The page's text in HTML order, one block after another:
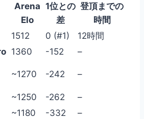
Arena
Elo
1位との
差
登頂までの
時間
1512 0 (#1)
12時間
1360 -152
–
~1270 -242 –
~1250 -262
–
~1180 -332 –